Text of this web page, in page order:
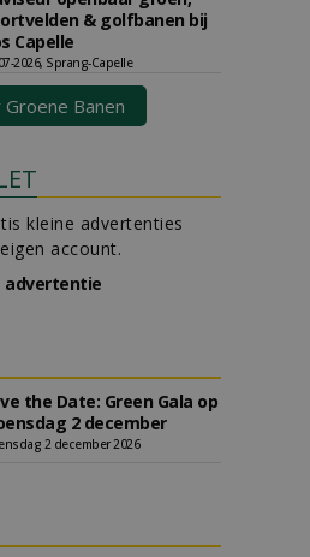
& golfbanen bij
Capelle
2026, Sprang-Capelle
Banen
kleine advertenties
account.
advertentie
the Date: Green Gala op
2 december
2 december 2026